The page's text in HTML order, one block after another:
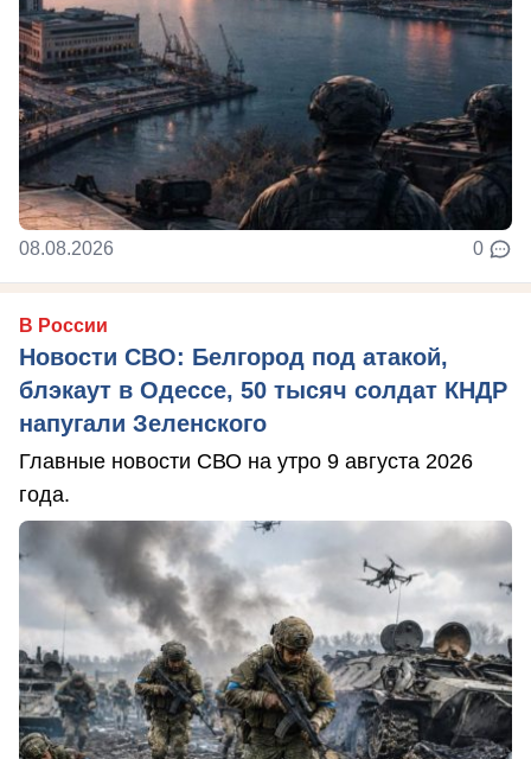
08.08.2026 0
В России
Новости СВО: Белгород под атакой,
блэкаут в Одессе, 50 тысяч солдат КНДР
напугали Зеленского
Главные новости СВО на утро 9 августа 2026
года.